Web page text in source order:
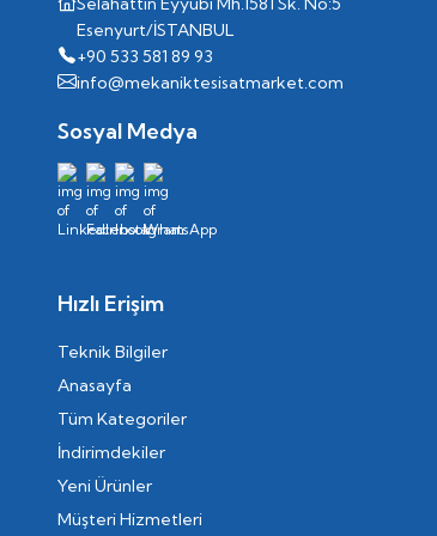
Esenyurt/İSTANBUL
+90 533 581 89 93
info@mekaniktesisatmarket.com
Sosyal Medya
Hızlı Erişim
Teknik Bilgiler
Anasayfa
Tüm Kategoriler
İndirimdekiler
Yeni Ürünler
Müşteri Hizmetleri